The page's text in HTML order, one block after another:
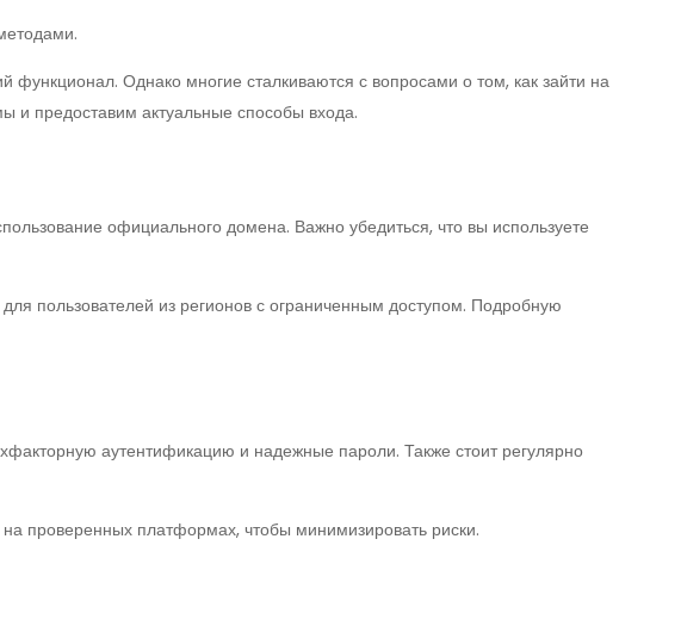
Однако многие сталкиваются с вопросами о том, как зайти на
и предоставим актуальные способы входа.
официального домена. Важно убедиться, что вы используете
пользователей из регионов с ограниченным доступом. Подробную
аутентификацию и надежные пароли. Также стоит регулярно
проверенных платформах, чтобы минимизировать риски.